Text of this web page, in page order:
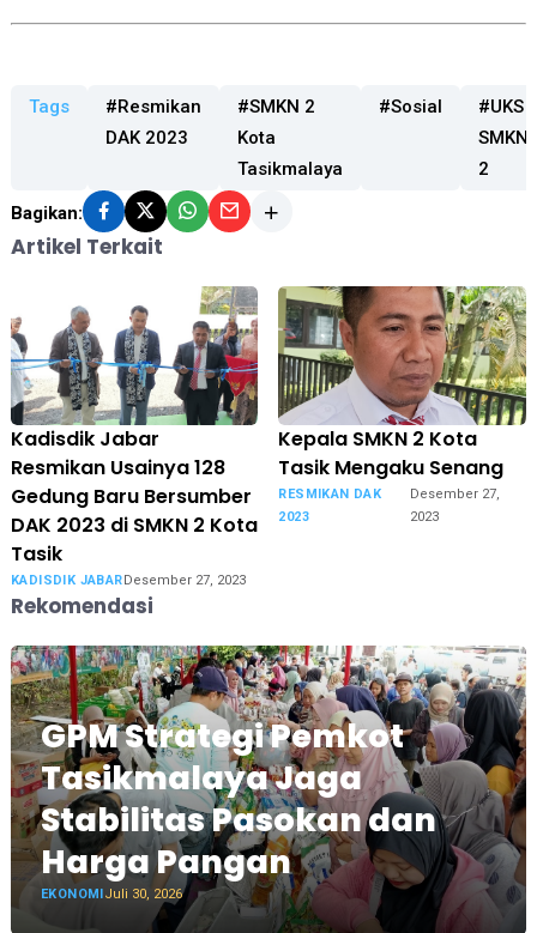
Tags
#Resmikan
DAK 2023
#SMKN 2
Kota
Tasikmalaya
#Sosial
#UKS
SMKN
2
Bagikan:
Artikel Terkait
Kadisdik Jabar
Resmikan Usainya 128
Gedung Baru Bersumber
DAK 2023 di SMKN 2 Kota
Tasik
KADISDIK JABAR Desember 27, 2023
Kepala SMKN 2 Kota
Tasik Mengaku Senang
RESMIKAN DAK
2023
Desember 27,
2023
Rekomendasi
GPM Strategi Pemkot
Tasikmalaya Jaga
Stabilitas Pasokan dan
Harga Pangan
EKONOMI Juli 30, 2026